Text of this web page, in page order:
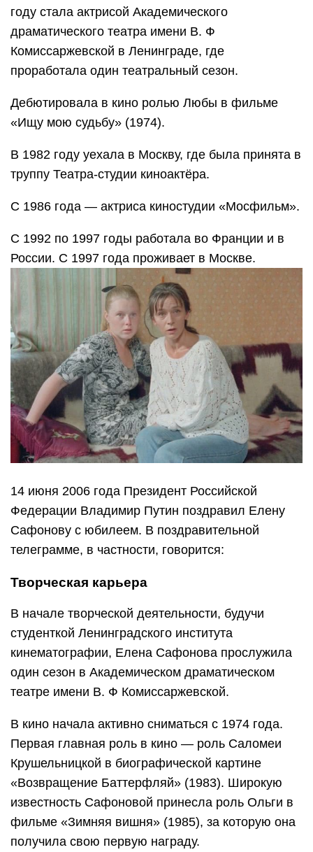
году стала актрисой Академического
драматического театра имени В. Ф
Комиссаржевской в Ленинграде, где
проработала один театральный сезон.
Дебютировала в кино ролью Любы в фильме
«Ищу мою судьбу» (1974).
В 1982 году уехала в Москву, где была принята в
труппу Театра-студии киноактёра.
С 1986 года — актриса киностудии «Мосфильм».
С 1992 по 1997 годы работала во Франции и в
России. С 1997 года проживает в Москве.
14 июня 2006 года Президент Российской
Федерации Владимир Путин поздравил Елену
Сафонову с юбилеем. В поздравительной
телеграмме, в частности, говорится:
Творческая карьера
В начале творческой деятельности, будучи
студенткой Ленинградского института
кинематографии, Елена Сафонова прослужила
один сезон в Академическом драматическом
театре имени В. Ф Комиссаржевской.
В кино начала активно сниматься с 1974 года.
Первая главная роль в кино — роль Саломеи
Крушельницкой в биографической картине
«Возвращение Баттерфляй» (1983). Широкую
известность Сафоновой принесла роль Ольги в
фильме «Зимняя вишня» (1985), за которую она
получила свою первую награду.